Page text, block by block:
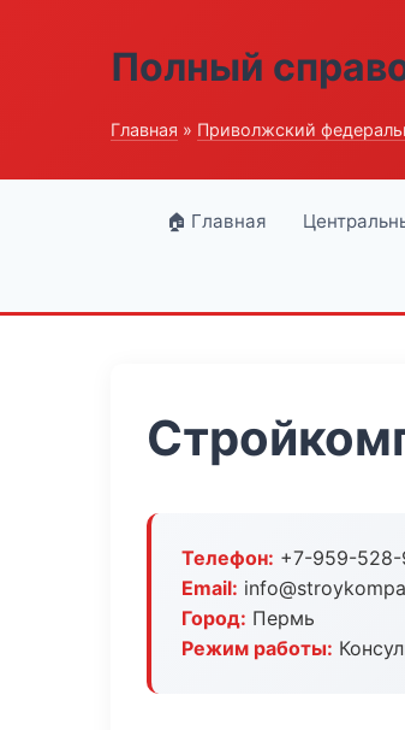
Полный
Главная » Приволжский
🏠 Главная
Телефон: +7-959-
Email:
Город: Пермь
Режим работы: